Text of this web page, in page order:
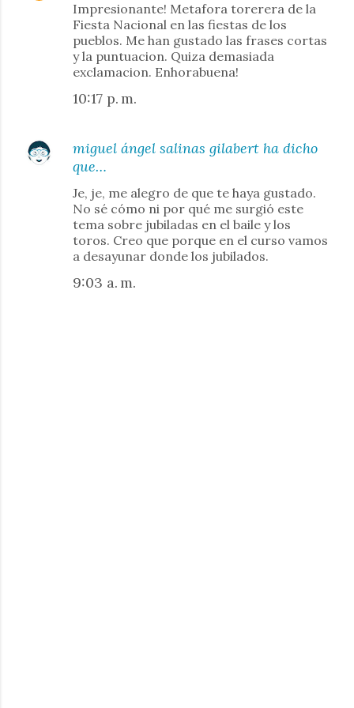
Impresionante! Metafora torerera de la
Fiesta Nacional en las fiestas de los
pueblos. Me han gustado las frases cortas
y la puntuacion. Quiza demasiada
exclamacion. Enhorabuena!
10:17 p. m.
miguel ángel salinas gilabert ha dicho
que…
Je, je, me alegro de que te haya gustado.
No sé cómo ni por qué me surgió este
tema sobre jubiladas en el baile y los
toros. Creo que porque en el curso vamos
a desayunar donde los jubilados.
9:03 a. m.